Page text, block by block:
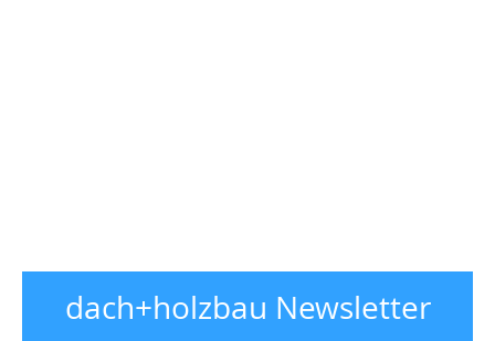
dach+holzbau Newsletter